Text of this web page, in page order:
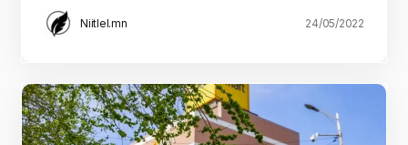
Niitlel.mn 24/05/2022